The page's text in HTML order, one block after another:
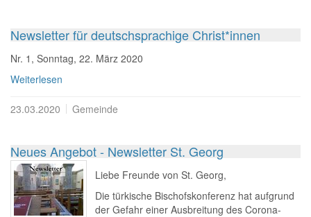
Newsletter für deutschsprachige Christ*innen
Nr. 1, Sonntag, 22. März 2020
Weiterlesen
23.03.2020 Gemeinde
Neues Angebot - Newsletter St. Georg
Liebe Freunde von St. Georg,
Die türkische Bischofskonferenz hat aufgrund
der Gefahr einer Ausbreitung des Corona-